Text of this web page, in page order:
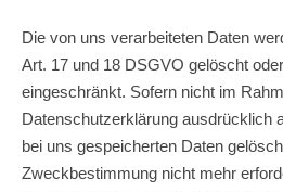
Die von uns verarbeiteten Daten
Art. 17 und 18 DSGVO gelöscht
eingeschränkt. Sofern nicht im
Datenschutzerklärung ausdrücklich
bei uns gespeicherten Daten
Zweckbestimmung nicht mehr